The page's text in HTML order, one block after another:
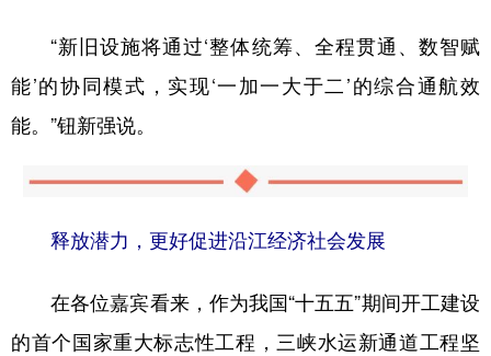
“新旧设施将通过‘整体统筹、全程贯通、数智赋
能’的协同模式，实现‘一加一大于二’的综合通航效
能。”钮新强说。
释放潜力，更好促进沿江经济社会发展
在各位嘉宾看来，作为我国“十五五”期间开工建设
的首个国家重大标志性工程，三峡水运新通道工程坚